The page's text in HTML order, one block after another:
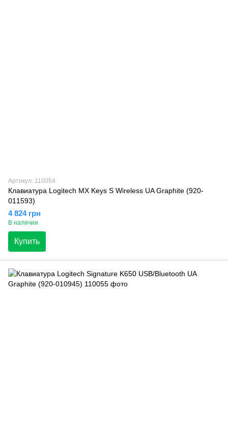
Артикул: 110054
Клавиатура Logitech MX Keys S Wireless UA Graphite (920-
011593)
4 824 грн
В наличии
Купить